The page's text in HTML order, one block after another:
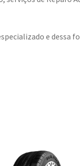
e dessa